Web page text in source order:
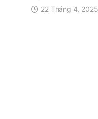
22 Tháng 4, 2025